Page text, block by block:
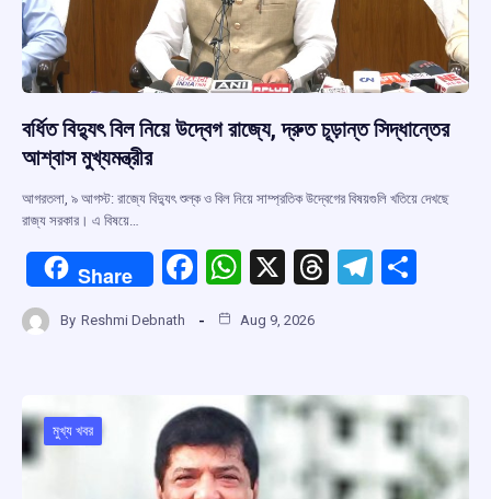
বর্ধিত বিদ্যুৎ বিল নিয়ে উদ্বেগ রাজ্যে, দ্রুত চূড়ান্ত সিদ্ধান্তের
আশ্বাস মুখ্যমন্ত্রীর
আগরতলা, ৯ আগস্ট: রাজ্যে বিদ্যুৎ শুল্ক ও বিল নিয়ে সাম্প্রতিক উদ্বেগের বিষয়গুলি খতিয়ে দেখছে
রাজ্য সরকার। এ বিষয়ে…
Share
F
ce
o
o
k
W
at
A
p
p
X
T
d
s
T
a
m
By Reshmi Debnath Aug 9, 2026
মুখ্য খবর